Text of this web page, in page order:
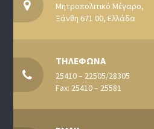
Μητροπολιτικό Μέγαρο,
Ξάνθη 671 00, Ελλάδα
ΤΗΛΕΦΩΝΑ
25410 – 22505/28305
Fax: 25410 – 25581